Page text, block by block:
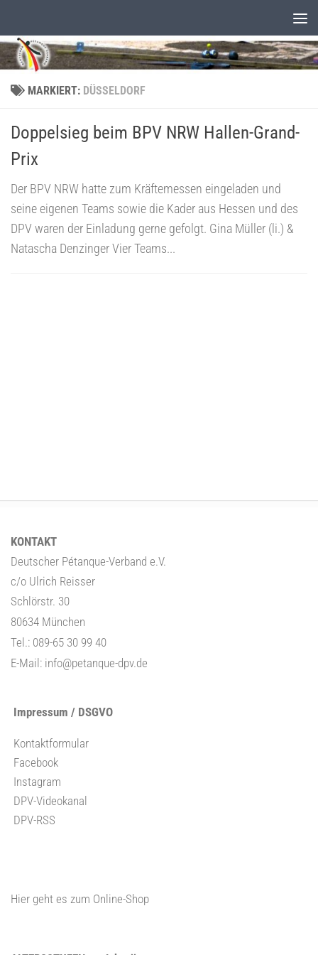
MARKIERT: DÜSSELDORF
Doppelsieg beim BPV NRW Hallen-Grand-
Prix
Der BPV NRW hatte zum Kräftemessen eingeladen und
seine eigenen Teams sowie die Kader aus Hessen und des
DPV waren der Einladung gerne gefolgt. Gina Müller (li.) &
Natascha Denzinger Vier Teams...
KONTAKT
Deutscher Pétanque-Verband e.V.
c/o Ulrich Reisser
Schlörstr. 30
80634 München
Tel.: 089-65 30 99 40
E-Mail: info@petanque-dpv.de
Impressum / DSGVO
Kontaktformular
Facebook
Instagram
DPV-Videokanal
DPV-RSS
Hier geht es zum Online-Shop